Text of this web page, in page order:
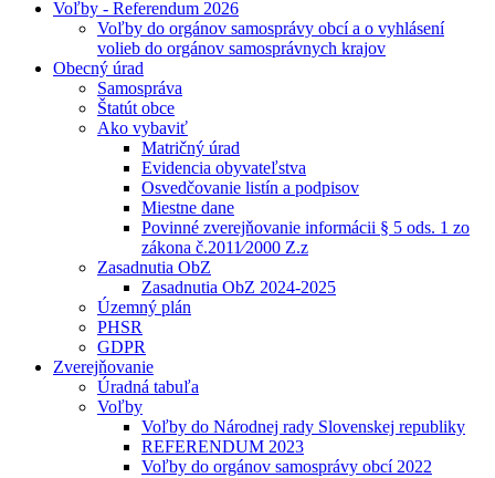
Voľby - Referendum 2026
Voľby do orgánov samosprávy obcí a o vyhlásení
volieb do orgánov samosprávnych krajov
Obecný úrad
Samospráva
Štatút obce
Ako vybaviť
Matričný úrad
Evidencia obyvateľstva
Osvedčovanie listín a podpisov
Miestne dane
Povinné zverejňovanie informácii § 5 ods. 1 zo
zákona č.2011⁄2000 Z.z
Zasadnutia ObZ
Zasadnutia ObZ 2024-2025
Územný plán
PHSR
GDPR
Zverejňovanie
Úradná tabuľa
Voľby
Voľby do Národnej rady Slovenskej republiky
REFERENDUM 2023
Voľby do orgánov samosprávy obcí 2022